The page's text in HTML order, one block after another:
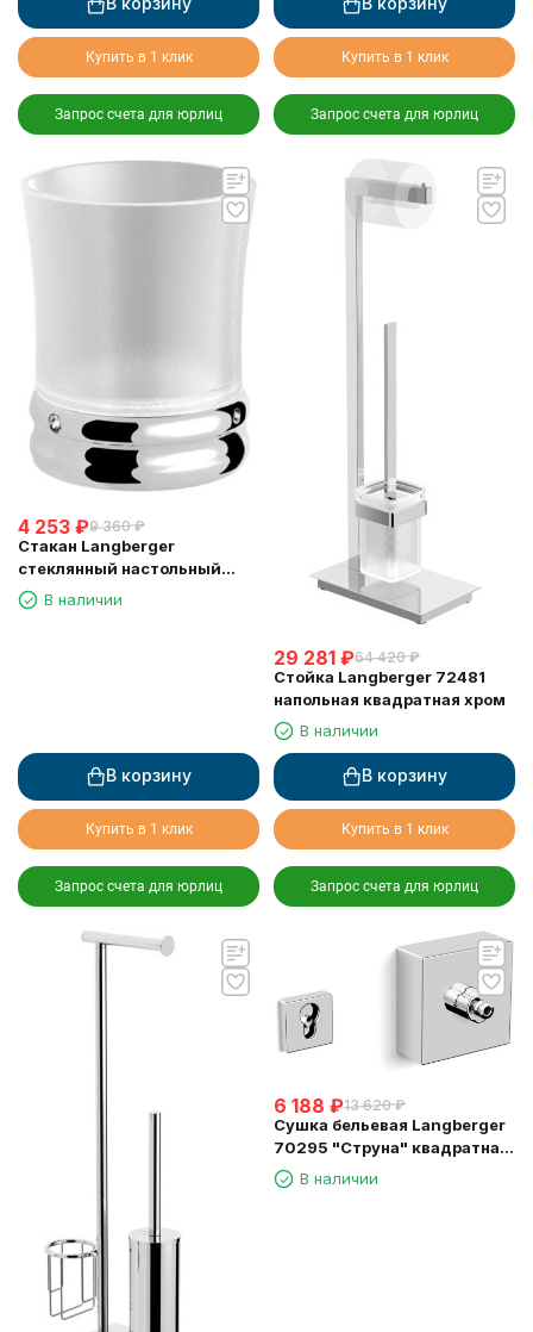
Купить в 1 клик
Запрос счета для юрлиц
Купить в 1 клик
Запрос счета для юрлиц
4 253 ₽9 360 ₽
Стакан Langberger
стеклянный настольный
круглый "Swarovski" 22213A
В наличии
В корзину
Купить в 1 клик
Запрос счета для юрлиц
29 281 ₽64 420 ₽
Стойка Langberger 72481
напольная квадратная хром
В наличии
В корзину
Купить в 1 клик
Запрос счета для юрлиц
6 188 ₽13 620 ₽
Сушка бельевая Langberger
70295 "Струна" квадратная
длина 2,5м.
В наличии